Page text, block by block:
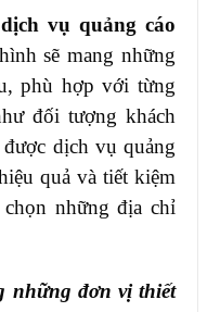
vụ quảng cáo
sẽ mang những
phù hợp với từng
đối tượng khách
dịch vụ quảng
quả và tiết kiệm
những địa chỉ
những đơn vị thiết